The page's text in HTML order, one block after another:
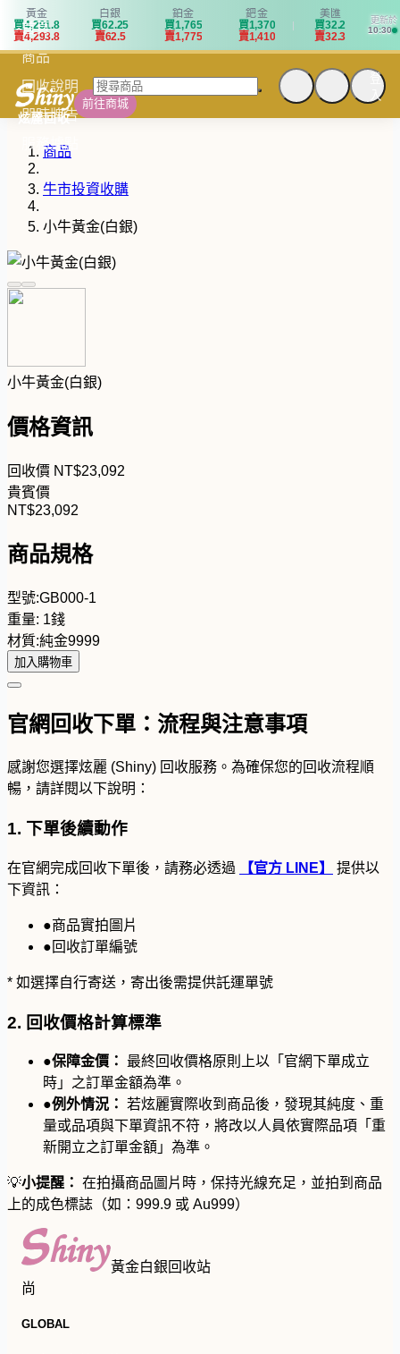
黃金
買4,291.8
賣4,293.8
白銀
買62.25
賣62.5
鉑金
買1,765
賣1,775
鈀金
買1,370
賣1,410
美匯
買32.2
賣32.3
更新於
10:30
炫麗回收
前往商城
首頁
商品
回收說明
即時牌告
服務據點
登
入
商品
牛市投資收購
小牛黃金(白銀)
小牛黃金(白銀)
價格資訊
回收價 NT$23,092
貴賓價
NT$23,092
商品規格
型號:GB000-1
重量: 1錢
材質:純金9999
加入購物車
官網回收下單：流程與注意事項
感謝您選擇炫麗 (Shiny) 回收服務。為確保您的回收流程順
暢，請詳閱以下說明：
1. 下單後續動作
在官網完成回收下單後，請務必透過 【官方 LINE】
提供以
下資訊：
●商品實拍圖片
●回收訂單編號
* 如選擇自行寄送，寄出後需提供託運單號
2. 回收價格計算標準
●保障金價：
最終回收價格原則上以「官網下單成立
時」之訂單金額為準。
●例外情況： 若炫麗實際收到商品後，發現其純度、重
量或品項與下單資訊不符，將改以人員依實際品項「重
新開立之訂單金額」為準。
💡小提醒： 在拍攝商品圖片時，保持光線充足，並拍到商品
上的成色標誌（如：999.9 或 Au999）
黃金白銀回收站
尚
GLOBAL